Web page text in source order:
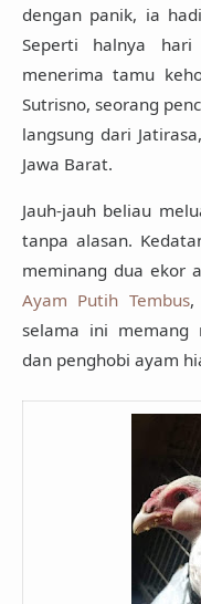
dengan panik, ia
Seperti halnya
menerima tamu
Sutrisno, seorang
langsung dari
Jawa Barat.
Jauh-jauh beliau
tanpa alasan.
meminang dua ekor
Ayam Putih Tembus,
selama ini memang
dan penghobi ayam